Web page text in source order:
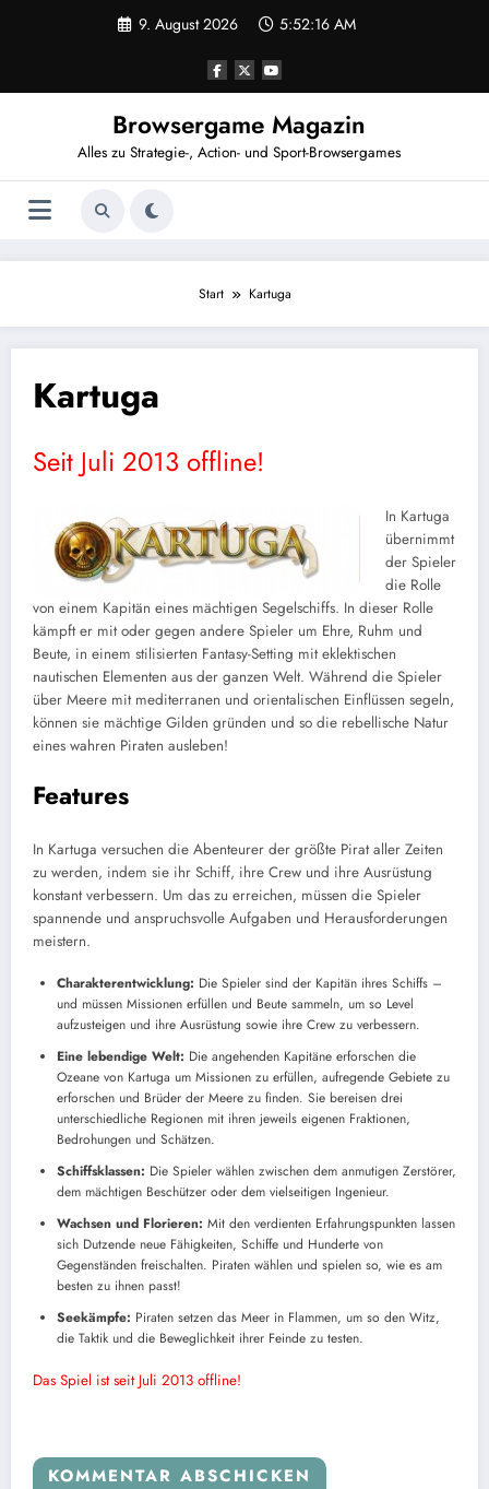
9. August 2026 5:52:16 AM
Browsergame Magazin
Alles zu Strategie-, Action- und Sport-Browsergames
Start Kartuga
Kartuga
Seit Juli 2013 offline!
In Kartuga
übernimmt
der Spieler
die Rolle
von einem Kapitän eines mächtigen Segelschiffs. In dieser Rolle
kämpft er mit oder gegen andere Spieler um Ehre, Ruhm und
Beute, in einem stilisierten Fantasy-Setting mit eklektischen
nautischen Elementen aus der ganzen Welt. Während die Spieler
über Meere mit mediterranen und orientalischen Einflüssen segeln,
können sie mächtige Gilden gründen und so die rebellische Natur
eines wahren Piraten ausleben!
Features
In Kartuga versuchen die Abenteurer der größte Pirat aller Zeiten
zu werden, indem sie ihr Schiff, ihre Crew und ihre Ausrüstung
konstant verbessern. Um das zu erreichen, müssen die Spieler
spannende und anspruchsvolle Aufgaben und Herausforderungen
meistern.
Charakterentwicklung: Die Spieler sind der Kapitän ihres Schiffs –
und müssen Missionen erfüllen und Beute sammeln, um so Level
aufzusteigen und ihre Ausrüstung sowie ihre Crew zu verbessern.
Eine lebendige Welt: Die angehenden Kapitäne erforschen die
Ozeane von Kartuga um Missionen zu erfüllen, aufregende Gebiete zu
erforschen und Brüder der Meere zu finden. Sie bereisen drei
unterschiedliche Regionen mit ihren jeweils eigenen Fraktionen,
Bedrohungen und Schätzen.
Schiffsklassen: Die Spieler wählen zwischen dem anmutigen Zerstörer,
dem mächtigen Beschützer oder dem vielseitigen Ingenieur.
Wachsen und Florieren: Mit den verdienten Erfahrungspunkten lassen
sich Dutzende neue Fähigkeiten, Schiffe und Hunderte von
Gegenständen freischalten. Piraten wählen und spielen so, wie es am
besten zu ihnen passt!
Seekämpfe: Piraten setzen das Meer in Flammen, um so den Witz,
die Taktik und die Beweglichkeit ihrer Feinde zu testen.
Das Spiel ist seit Juli 2013 offline!
KOMMENTAR ABSCHICKEN